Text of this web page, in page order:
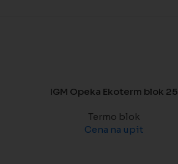
IGM Opeka Ekoterm blok 25
Termo blok
Cena na upit